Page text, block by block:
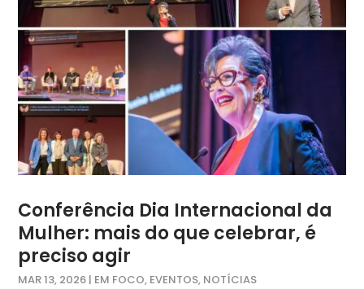
Conferência Dia Internacional da
Mulher: mais do que celebrar, é
preciso agir
MAR 13, 2026 | EM FOCO, EVENTOS, NOTÍCIAS